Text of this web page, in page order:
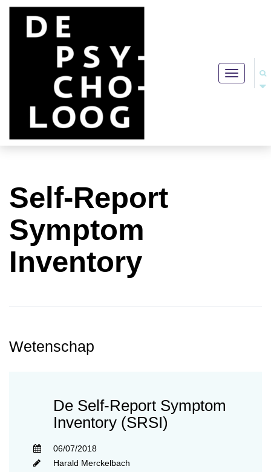
Toggle
navigation
Self-Report
Symptom
Inventory
Wetenschap
De Self-Report Symptom
Inventory (SRSI)
06/07/2018
Harald Merckelbach